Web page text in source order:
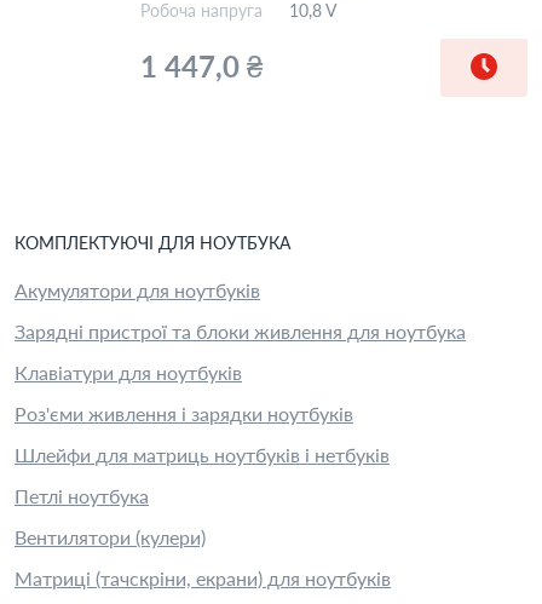
Робоча напруга
10,8 V
1 447,0 ₴
КОМПЛЕКТУЮЧІ ДЛЯ НОУТБУКА
Акумулятори для ноутбуків
Зарядні пристрої та блоки живлення для ноутбука
Клавіатури для ноутбуків
Роз'єми живлення і зарядки ноутбуків
Шлейфи для матриць ноутбуків і нетбуків
Петлі ноутбука
Вентилятори (кулери)
Матриці (тачскріни, екрани) для ноутбуків